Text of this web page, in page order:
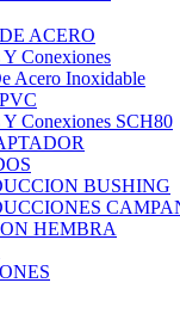
ACERO
Y Conexiones
Acero Inoxidable
Y Conexiones SCH80
BUSHING
HEMBRA